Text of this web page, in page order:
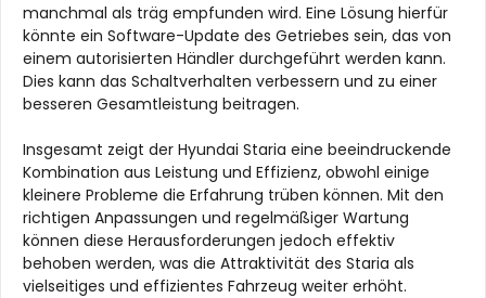
manchmal als träg empfunden wird. Eine Lösung hierfür
könnte ein Software-Update des Getriebes sein, das von
einem autorisierten Händler durchgeführt werden kann.
Dies kann das Schaltverhalten verbessern und zu einer
besseren Gesamtleistung beitragen.
Insgesamt zeigt der Hyundai Staria eine beeindruckende
Kombination aus Leistung und Effizienz, obwohl einige
kleinere Probleme die Erfahrung trüben können. Mit den
richtigen Anpassungen und regelmäßiger Wartung
können diese Herausforderungen jedoch effektiv
behoben werden, was die Attraktivität des Staria als
vielseitiges und effizientes Fahrzeug weiter erhöht.